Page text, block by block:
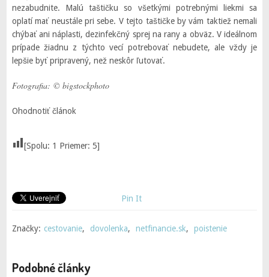
nezabudnite. Malú taštičku so všetkými potrebnými liekmi sa
oplatí mať neustále pri sebe. V tejto taštičke by vám taktiež nemali
chýbať ani náplasti, dezinfekčný sprej na rany a obväz. V ideálnom
prípade žiadnu z týchto vecí potrebovať nebudete, ale vždy je
lepšie byť pripravený, než neskôr ľutovať.
Fotografia: © bigstockphoto
Ohodnotiť článok
[Spolu: 1 Priemer: 5]
Pin It
Značky: cestovanie, dovolenka, netfinancie.sk, poistenie
Podobné články